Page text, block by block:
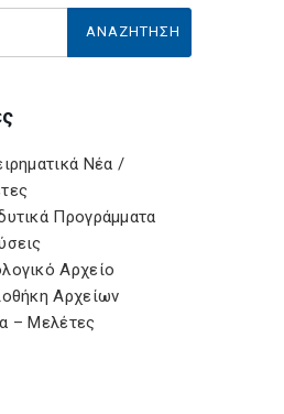
Νέα /
Προγράμματα
Αρχείο
Αρχείων
– Μελέτες